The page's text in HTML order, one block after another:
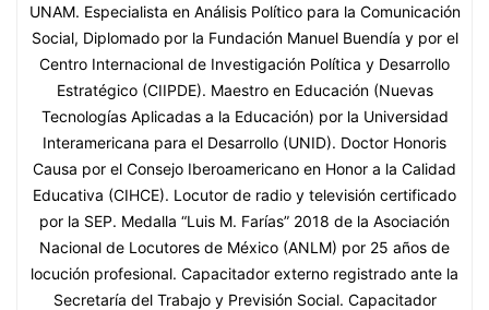
UNAM. Especialista en Análisis Político para la Comunicación
Social, Diplomado por la Fundación Manuel Buendía y por el
Centro Internacional de Investigación Política y Desarrollo
Estratégico (CIIPDE). Maestro en Educación (Nuevas
Tecnologías Aplicadas a la Educación) por la Universidad
Interamericana para el Desarrollo (UNID). Doctor Honoris
Causa por el Consejo Iberoamericano en Honor a la Calidad
Educativa (CIHCE). Locutor de radio y televisión certificado
por la SEP. Medalla “Luis M. Farías” 2018 de la Asociación
Nacional de Locutores de México (ANLM) por 25 años de
locución profesional. Capacitador externo registrado ante la
Secretaría del Trabajo y Previsión Social. Capacitador